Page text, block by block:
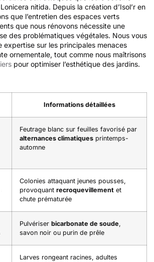
nitida. Depuis la création d’Isol’r en
que l’entretien des espaces verts
que nous rénovons nécessite une
des problématiques végétales. Nous vous
expertise sur les principales menaces
ornementale, tout comme nous maîtrisons
pour optimiser l’esthétique des jardins.
Informations détaillées
Feutrage blanc sur feuilles favorisé par
alternances climatiques printemps-
automne
Colonies attaquant jeunes pousses,
provoquant recroquevillement et
chute prématurée
Pulvériser bicarbonate de soude,
savon noir ou purin de prêle
Larves rongeant racines, adultes